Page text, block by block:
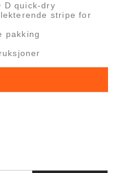
D quick-dry
stripe for
pakking